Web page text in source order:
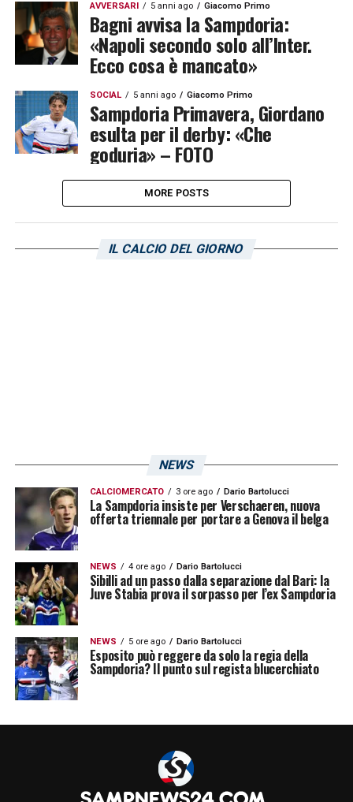
AVVERSARI 5 anni ago Giacomo Primo
Bagni avvisa la Sampdoria:
«Napoli secondo solo all’Inter.
Ecco cosa è mancato»
SOCIAL 5 anni ago Giacomo Primo
Sampdoria Primavera, Giordano
esulta per il derby: «Che
goduria» – FOTO
MORE POSTS
IL CALCIO DEL GIORNO
NEWS
CALCIOMERCATO 3 ore ago Dario Bartolucci
La Sampdoria insiste per Verschaeren, nuova
offerta triennale per portare a Genova il belga
NEWS 4 ore ago Dario Bartolucci
Sibilli ad un passo dalla separazione dal Bari: la
Juve Stabia prova il sorpasso per l’ex Sampdoria
NEWS 5 ore ago Dario Bartolucci
Esposito può reggere da solo la regia della
Sampdoria? Il punto sul regista blucerchiato